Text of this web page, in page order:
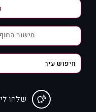
מישור
שלחו